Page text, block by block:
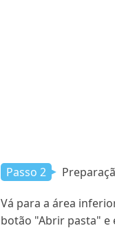
Passo 2
Vá para a área
botão "Abrir pasta" e